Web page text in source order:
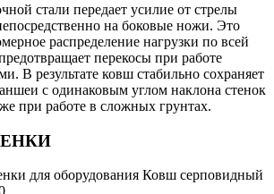
стали передает усилие от стрелы
на боковые ножи. Это
распределение нагрузки по всей
перекосы при работе
В результате ковш стабильно сохраняет
с одинаковым углом наклона стенок
при работе в сложных грунтах.